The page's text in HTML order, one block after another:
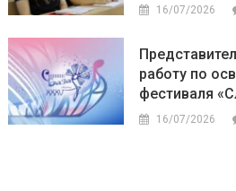
16/07/2026
работу по
фестиваля
16/07/2026